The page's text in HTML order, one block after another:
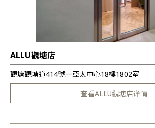
ALLU觀塘店
觀塘觀塘道414號一亞太中心18樓1802室
查看ALLU觀塘店详情